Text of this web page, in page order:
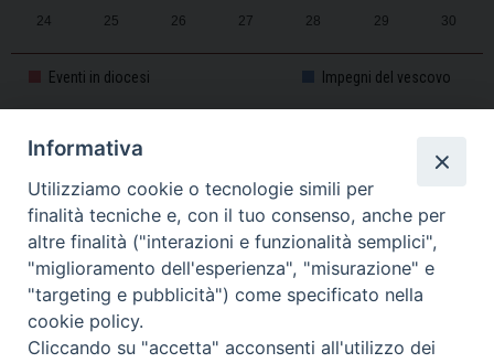
24 25 26 27 28 29 30
Eventi in diocesi Impegni del vescovo
CALENDARIO PASTORALE 2025-2026
Informativa
Utilizziamo cookie o tecnologie simili per
finalità tecniche e, con il tuo consenso, anche per
altre finalità ("interazioni e funzionalità semplici",
"miglioramento dell'esperienza", "misurazione" e
"targeting e pubblicità") come specificato nella
cookie policy.
Cliccando su "accetta" acconsenti all'utilizzo dei